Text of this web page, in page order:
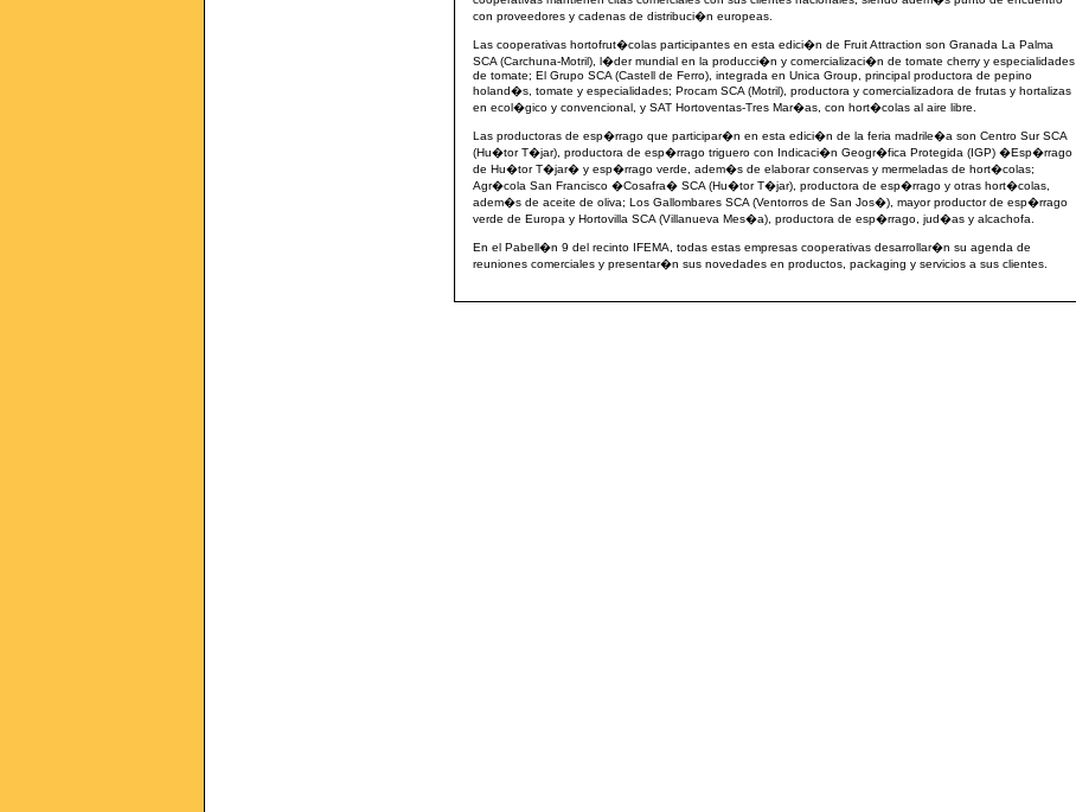
con proveedores y cadenas de distribuci�n europeas.
Las cooperativas hortofrut�colas participantes en esta edici�n de Fruit Attraction son Granada La Palma
SCA (Carchuna-Motril), l�der mundial en la producci�n y comercializaci�n de tomate cherry y especialidades
de tomate; El Grupo SCA (Castell de Ferro), integrada en Unica Group, principal productora de pepino
holand�s, tomate y especialidades; Procam SCA (Motril), productora y comercializadora de frutas y hortalizas
en ecol�gico y convencional, y SAT Hortoventas-Tres Mar�as, con hort�colas al aire libre.
Las productoras de esp�rrago que participar�n en esta edici�n de la feria madrile�a son Centro Sur SCA
(Hu�tor T�jar), productora de esp�rrago triguero con Indicaci�n Geogr�fica Protegida (IGP) �Esp�rrago
de Hu�tor T�jar� y esp�rrago verde, adem�s de elaborar conservas y mermeladas de hort�colas;
Agr�cola San Francisco �Cosafra� SCA (Hu�tor T�jar), productora de esp�rrago y otras hort�colas,
adem�s de aceite de oliva; Los Gallombares SCA (Ventorros de San Jos�), mayor productor de esp�rrago
verde de Europa y Hortovilla SCA (Villanueva Mes�a), productora de esp�rrago, jud�as y alcachofa.
En el Pabell�n 9 del recinto IFEMA, todas estas empresas cooperativas desarrollar�n su agenda de
reuniones comerciales y presentar�n sus novedades en productos, packaging y servicios a sus clientes.